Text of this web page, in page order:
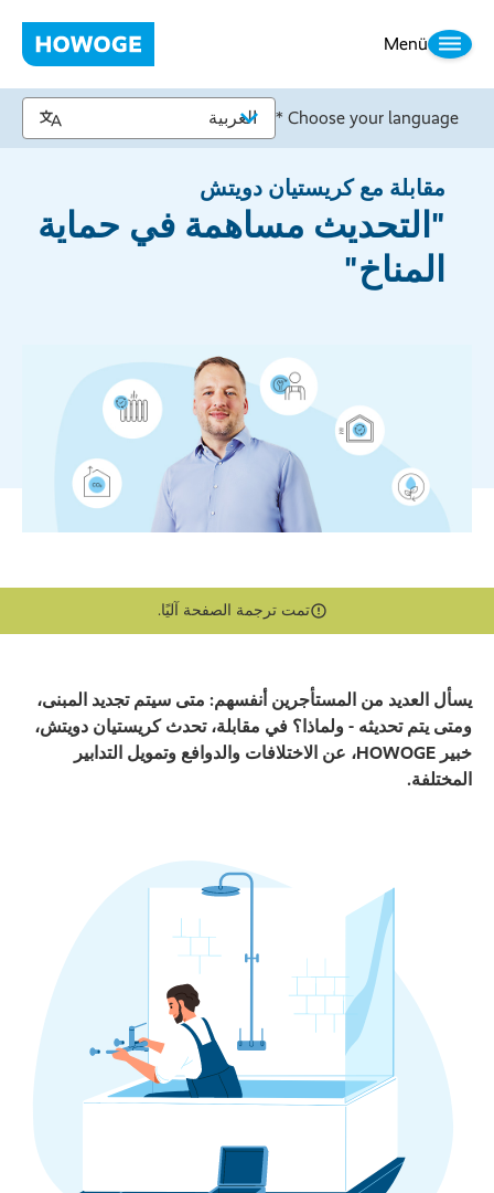
Menü
Choose your language *
مقابلة مع كريستيان دويتش
"التحديث مساهمة في حماية
المناخ"
تمت ترجمة الصفحة آليًا.
يسأل العديد من المستأجرين أنفسهم: متى سيتم تجديد المبنى،
ومتى يتم تحديثه - ولماذا؟ في مقابلة، تحدث كريستيان دويتش،
خبير HOWOGE، عن الاختلافات والدوافع وتمويل التدابير
المختلفة.